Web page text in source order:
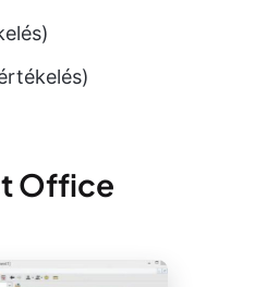
Office